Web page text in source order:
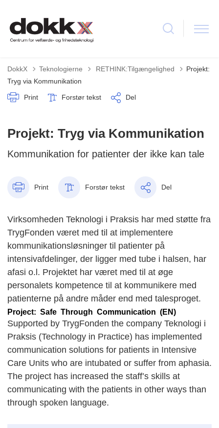
DokkX Teknologierne Tilbage til
RETHINK:Tilgængelighed
Projekt:
Tryg via Kommunikation
Print Forstør tekst Del
Projekt: Tryg via Kommunikation
Kommunikation for patienter der ikke kan tale
Print Forstør tekst Del
Virksomheden Teknologi i Praksis har med støtte fra
TrygFonden været med til at implementere
kommunikationsløsninger til patienter på
intensivafdelinger, der ligger med tube i halsen, har
afasi o.l. Projektet har været med til at øge
personalets kompetence til at kommunikere med
patienterne på andre måder end med talesproget.
Project: Safe Through Communication (EN)
Supported by TrygFonden the company Teknologi i
Praksis (Technology in Practice) has implemented
communication solutions for patients in Intensive
Care Units who are intubated or suffer from aphasia.
The project has increased the staff’s skills at
communicating with the patients in other ways than
through spoken language.